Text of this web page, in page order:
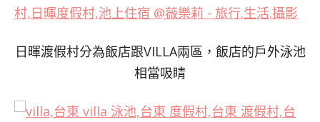
日暉渡假村分為飯店跟VILLA兩區，飯店的戶外泳池
相當吸睛